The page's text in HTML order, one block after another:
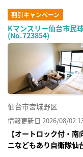
割引キャンペーン
Kマンスリー仙台市民
(No.723854)
仙台市宮城野区
情報更新日 2026/08/02
【オートロック付・
ニなどもあり自衛隊仙